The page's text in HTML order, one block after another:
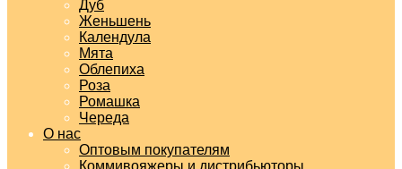
Дуб
Женьшень
Календула
Мята
Облепиха
Роза
Ромашка
Череда
О нас
Оптовым покупателям
Коммивояжеры и дистрибьюторы